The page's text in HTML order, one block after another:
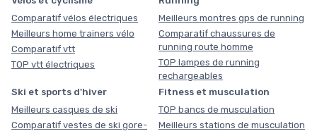
Comparatif vélos électriques
Meilleurs home trainers vélo
Comparatif vtt
TOP vtt électriques
Meilleurs montres gps de running
Comparatif chaussures de
running route homme
TOP lampes de running
rechargeables
Ski et sports d'hiver
Meilleurs casques de ski
Comparatif vestes de ski gore-
Fitness et musculation
TOP bancs de musculation
Meilleurs stations de musculation